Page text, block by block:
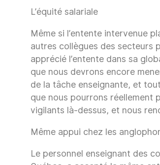
L’équité salariale
Même si l’entente intervenue
autres collègues des secteurs
apprécié l’entente dans sa
que nous devrons encore
de la tâche enseignante, et
que nous pourrons réellement
vigilants là-dessus, et nous
Même appui chez les
Le personnel enseignant des